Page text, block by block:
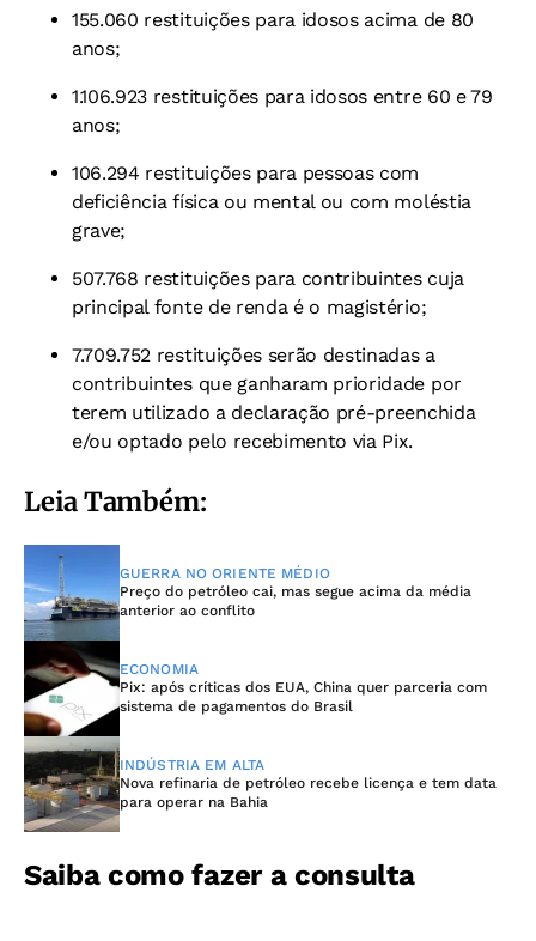
155.060 restituições para idosos acima de 80
anos;
1.106.923 restituições para idosos entre 60 e 79
anos;
106.294 restituições para pessoas com
deficiência física ou mental ou com moléstia
grave;
507.768 restituições para contribuintes cuja
principal fonte de renda é o magistério;
7.709.752 restituições serão destinadas a
contribuintes que ganharam prioridade por
terem utilizado a declaração pré-preenchida
e/ou optado pelo recebimento via Pix.
Leia Também:
GUERRA NO ORIENTE MÉDIO
Preço do petróleo cai, mas segue acima da média
anterior ao conflito
ECONOMIA
Pix: após críticas dos EUA, China quer parceria com
sistema de pagamentos do Brasil
INDÚSTRIA EM ALTA
Nova refinaria de petróleo recebe licença e tem data
para operar na Bahia
Saiba como fazer a consulta